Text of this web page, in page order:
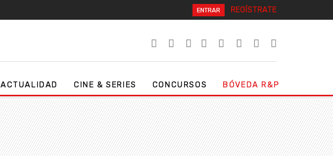
ENTRAR REGÍSTRATE
ACTUALIDAD CINE & SERIES CONCURSOS BÓVEDA R&P